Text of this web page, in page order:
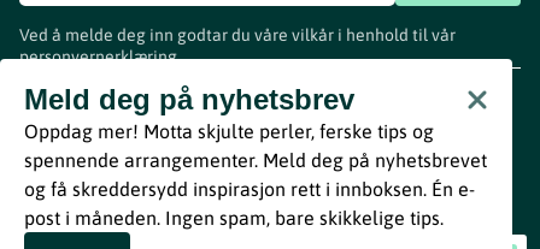
Ved å melde deg inn godtar du våre vilkår i henhold til vår
personvernerklæring.
Meld deg på nyhetsbrev
Oppdag mer! Motta skjulte perler, ferske tips og
spennende arrangementer. Meld deg på nyhetsbrevet
og få skreddersydd inspirasjon rett i innboksen. Én e-
post i måneden. Ingen spam, bare skikkelige tips.
www.visitvestfold.com
Turistinformasjon
Vestfold Fylkeskommune
ByBreakfast